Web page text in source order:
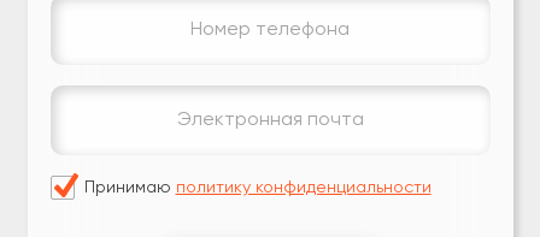
Принимаю политику конфиденциальности